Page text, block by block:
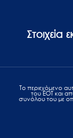
Το περιεχόμενο
του ΕΟΤ και
συνόλου του με